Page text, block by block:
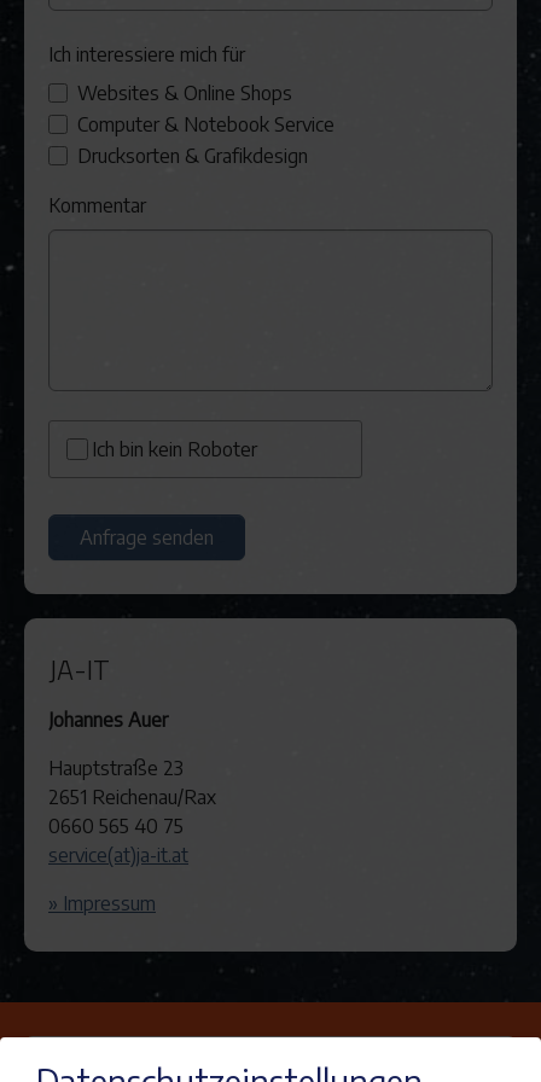
Ich interessiere mich für
Websites & Online Shops
Computer & Notebook Service
Drucksorten & Grafikdesign
Kommentar
Ich bin kein Roboter
JA-IT
Johannes Auer
Hauptstraße 23
2651 Reichenau/Rax
0660 565 40 75
service(at)ja-it.at
» Impressum